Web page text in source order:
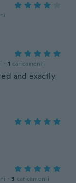
· 1 caricamenti
and exactly
· 3 caricamenti